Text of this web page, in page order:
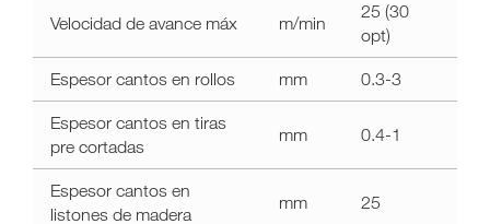
stefani
Velocidad de avance máx m/min
25 (30
opt)
Espesor cantos en rollos mm 0.3-3
Espesor cantos en tiras
pre cortadas
mm 0.4-1
Espesor cantos en
listones de madera
mm 25